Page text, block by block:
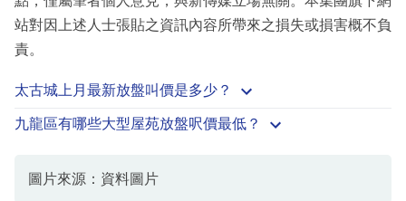
站對因上述人士張貼之資訊內容所帶來之損失或損害概不負
責。
太古城上月最新放盤叫價是多少？
九龍區有哪些大型屋苑放盤呎價最低？
圖片來源：資料圖片